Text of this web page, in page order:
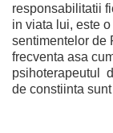
responsabilitatii
in viata lui, este
sentimentelor de
frecventa asa
psihoterapeutul
de constiinta